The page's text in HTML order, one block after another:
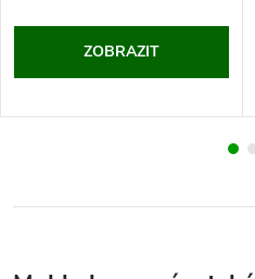
ZOBRAZIT